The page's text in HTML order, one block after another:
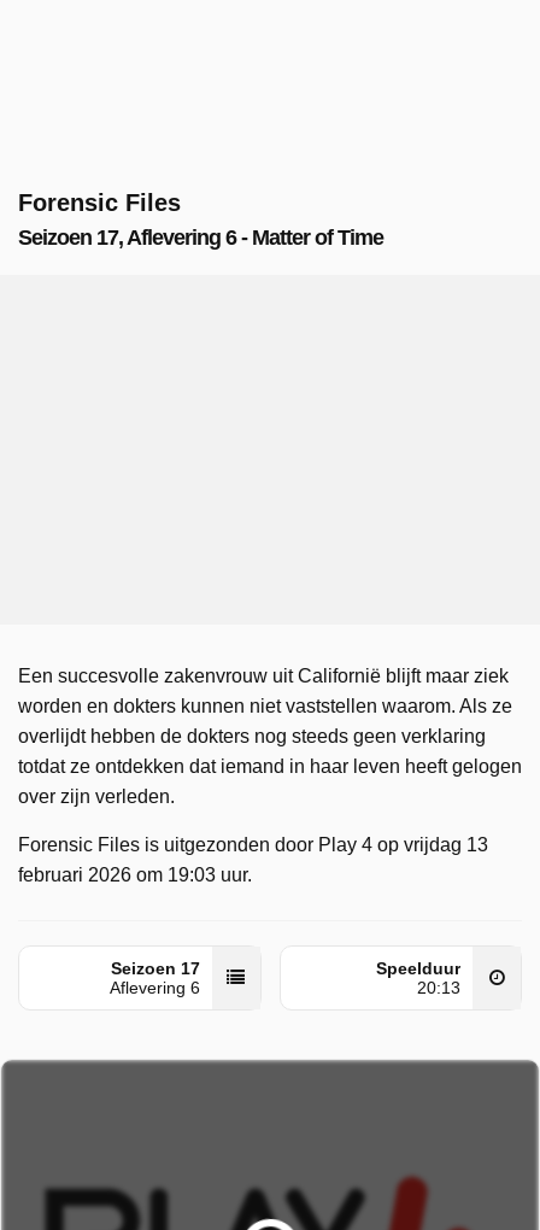
Forensic Files
Seizoen 17, Aflevering 6 - Matter of Time
Een succesvolle zakenvrouw uit Californië blijft maar ziek
worden en dokters kunnen niet vaststellen waarom. Als ze
overlijdt hebben de dokters nog steeds geen verklaring
totdat ze ontdekken dat iemand in haar leven heeft gelogen
over zijn verleden.
Forensic Files is uitgezonden door Play 4 op vrijdag 13
februari 2026 om 19:03 uur.
Seizoen 17
Aflevering 6
Speelduur
20:13